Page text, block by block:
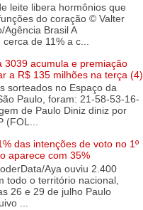
leite libera hormônios que
do coração © Valter
Agência Brasil A
de 11% a c...
3039 acumula e premiação
a R$ 135 milhões na terça (4)
sorteados no Espaço da
Paulo, foram: 21-58-53-16-
de Paulo Diniz diniz por
(FOL...
das intenções de voto no 1º
aparece com 35%
Aya ouviu 2.400
todo o território nacional,
26 e 29 de julho Paulo
...